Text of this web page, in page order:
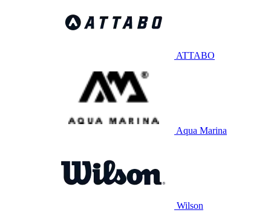
ATTABO
Aqua Marina
Wilson